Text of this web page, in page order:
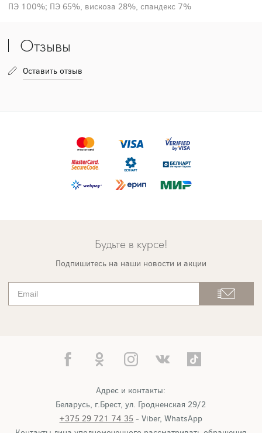
ПЭ 100%; ПЭ 65%, вискоза 28%, спандекс 7%
Отзывы
Оставить отзыв
Будьте в курсе!
Подпишитесь на наши новости и акции
Адрес и контакты:
Беларусь, г.Брест, ул. Гродненская 29/2
+375 29 721 74 35 - Viber, WhatsApp